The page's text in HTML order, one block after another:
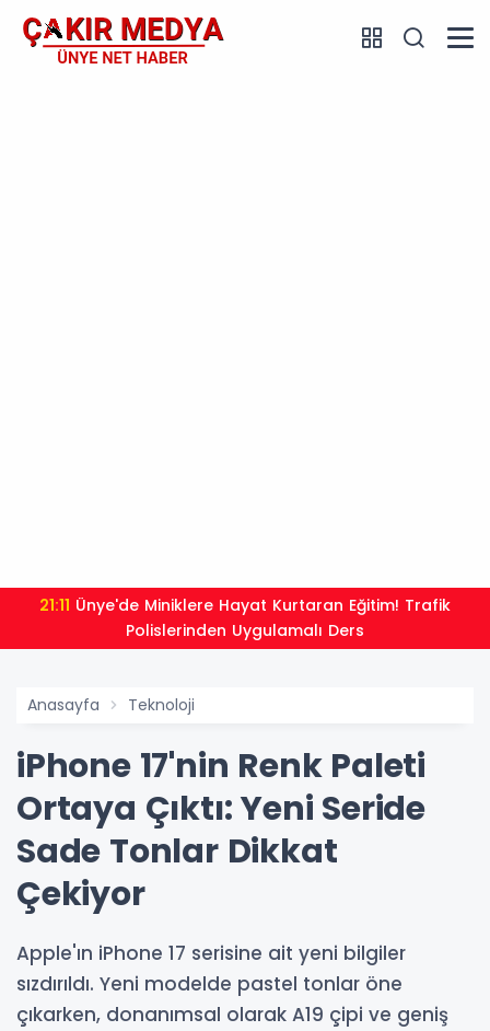
21:11
Polislerinden Uygulamalı Ders
Anasayfa Teknoloji
iPhone 17'nin Renk Paleti
Ortaya Çıktı: Yeni Seride
Sade Tonlar Dikkat
Çekiyor
Apple'ın iPhone 17 serisine ait yeni bilgiler
sızdırıldı. Yeni modelde pastel tonlar öne
çıkarken, donanımsal olarak A19 çipi ve geniş